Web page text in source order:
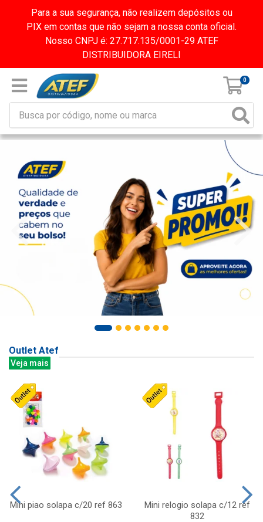
Para a sua segurança, não realizem depósitos ou
PIX em contas que não sejam a nossa conta oficial.
Nosso CNPJ é: 27.717.135/0001-29 ATEF
DISTRIBUIDORA EIRELI
0
Outlet Atef
Veja mais
Mini piao solapa c/20 ref 863
Mini relogio solapa c/12 ref
832